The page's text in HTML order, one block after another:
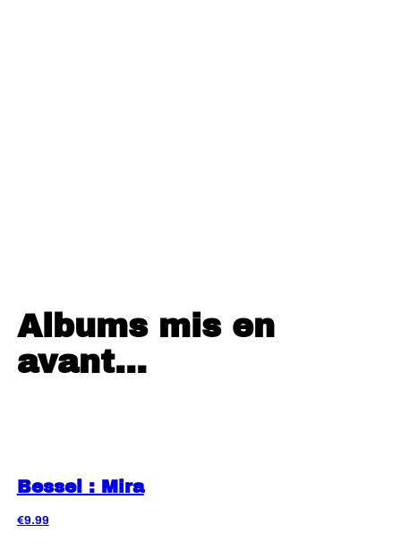
Albums mis en
avant…
Bessel : Mira
€9.99